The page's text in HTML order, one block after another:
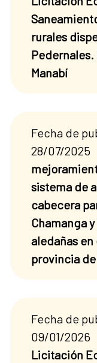
rurales
Manabí
Fecha de
28/07/2025
sistema de
cabecera
Chamanga
aledañas
provincia
Fecha de
09/01/2026
Licitación